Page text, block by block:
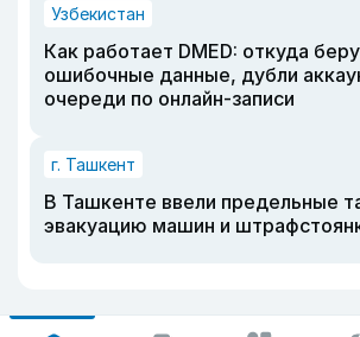
Узбекистан
Как работает DMED: откуда
ошибочные данные, дубли
очереди по онлайн-записи
г. Ташкент
В Ташкенте ввели предельные
эвакуацию машин и